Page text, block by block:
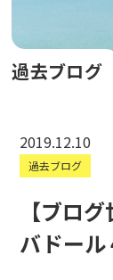
過去ブログ
2019.12.10
過去ブログ
【ブロ
バドール